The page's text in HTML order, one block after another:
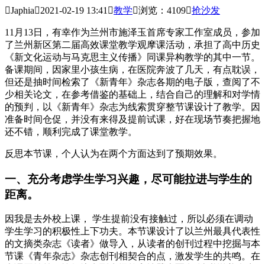
Japhia2021-02-19 13:41 教学浏览：4109抢沙发
11月13日，有幸作为兰州市施泽玉首席专家工作室成员，参加
了兰州新区第二届高效课堂教学观摩课活动，承担了高中历史
《新文化运动与马克思主义传播》同课异构教学的其中一节。
备课期间，因家里小孩生病，在医院奔波了几天，有点耽误，
但还是抽时间检索了《新青年》杂志各期的电子版，查阅了不
少相关论文，在参考借鉴的基础上，结合自己的理解和对学情
的预判，以《新青年》杂志为线索贯穿整节课设计了教学。因
准备时间仓促，并没有来得及提前试课，好在现场节奏把握地
还不错，顺利完成了课堂教学。
反思本节课，个人认为在两个方面达到了预期效果。
一、充分考虑学生学习兴趣，尽可能拉进与学生的
距离。
因我是去外校上课， 学生提前没有接触过，所以必须在调动
学生学习的积极性上下功夫。本节课设计了以兰州最具代表性
的文摘类杂志《读者》做导入，从读者的创刊过程中挖掘与本
节课《青年杂志》杂志创刊相契合的点，激发学生的共鸣。在